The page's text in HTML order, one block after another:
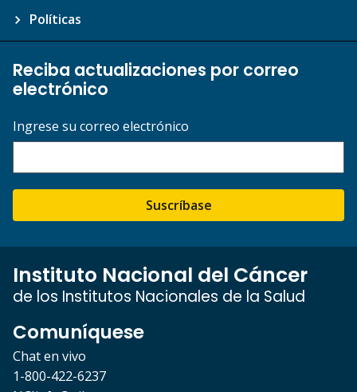
Políticas
Reciba actualizaciones por correo
electrónico
Ingrese su correo electrónico
Suscríbase
Instituto Nacional del Cáncer
de los Institutos Nacionales de la Salud
Comuníquese
Chat en vivo
1-800-422-6237